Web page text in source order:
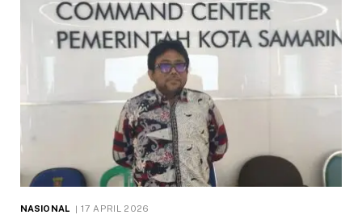
NASIONAL 17 APRIL 2026